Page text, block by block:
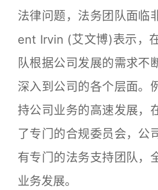
法律问题，法务团队面临
ent Irvin (艾文博)表示，
队根据公司发展的需求不
深入到公司的各个层面。
持公司业务的高速发展，
了专门的合规委员会，公
有专门的法务支持团队，
业务发展。